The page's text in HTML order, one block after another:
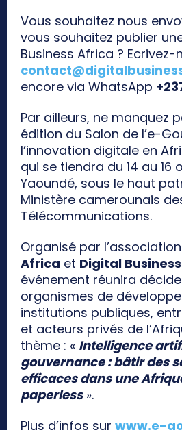
Vous souhaitez nous
vous souhaitez publier
Business Africa ?
encore via WhatsApp
Par ailleurs, ne manquez
édition du Salon de l’e-
l’innovation digitale en
qui se tiendra du 14 au 16
Yaoundé, sous le haut
Ministère camerounais
Télécommunications.
Organisé par l’association
Africa et Digital
événement réunira
organismes de
institutions publiques,
et acteurs privés de
thème : « Intelligence
gouvernance : bâtir des
efficaces dans une
paperless».
Plus d’infos sur www.e-